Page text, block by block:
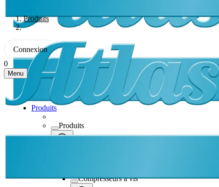
Produits
Connexion
0
Menu
Produits
Produits
Compresseurs à vis